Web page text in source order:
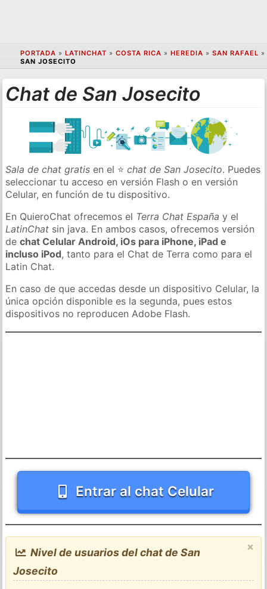
PORTADA » LATINCHAT » COSTA RICA » HEREDIA » SAN RAFAEL »
SAN JOSECITO
Chat de San Josecito
Sala de chat gratis en el ⭐chat de San Josecito. Puedes
seleccionar tu acceso en versión Flash o en versión
Celular, en función de tu dispositivo.
En QuieroChat ofrecemos el Terra Chat España y el
LatinChat sin java. En ambos casos, ofrecemos versión
dechat Celular Android, iOs para iPhone, iPad e
incluso iPod, tanto para el Chat de Terra como para el
Latin Chat.
En caso de que accedas desde un dispositivo Celular, la
única opción disponible es la segunda, pues estos
dispositivos no reproducen Adobe Flash.
Entrar al chat Celular
×
Nivel de usuarios del chat de San
Josecito